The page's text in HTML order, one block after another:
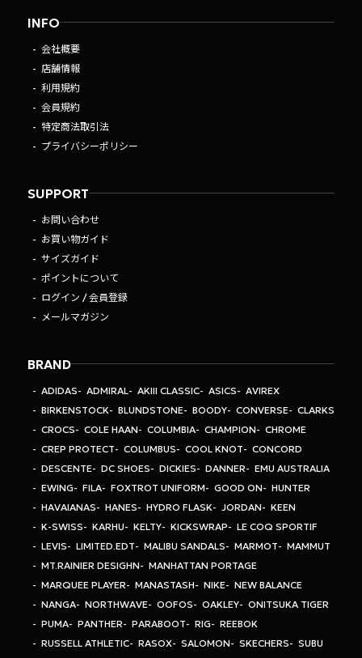
INFO
会社概要
店舗情報
利用規約
会員規約
特定商法取引法
プライバシーポリシー
SUPPORT
お問い合わせ
お買い物ガイド
サイズガイド
ポイントについて
ログイン / 会員登録
メールマガジン
BRAND
ADIDAS ADMIRAL AKIII CLASSIC ASICS
AVIREX
BIRKENSTOCK
BLUNDSTONE BOODY CONVERSE
CLARKS
CROCS
COLE HAAN COLUMBIA CHAMPION
CHROME
CREP PROTECT
COLUMBUS COOL KNOT
CONCORD
DESCENTE
DC SHOES DICKIES DANNER
EMU AUSTRALIA
EWING
FILA FOXTROT UNIFORM GOOD ON
HUNTER
HAVAIANAS
HANES HYDRO FLASK JORDAN
KEEN
K-SWISS
KARHU KELTY KICKSWRAP
LE COQ SPORTIF
LEVIS
LIMITED.EDT MALIBU SANDALS MARMOT
MAMMUT
MT.RAINIER DESIGHN
MANHATTAN PORTAGE
MARQUEE PLAYER
MANASTASH NIKE
NEW BALANCE
NANGA
NORTHWAVE OOFOS OAKLEY
ONITSUKA TIGER
PUMA
PANTHER PARABOOT RIG
REEBOK
RUSSELL ATHLETIC
RASOX SALOMON SKECHERS
SUBU